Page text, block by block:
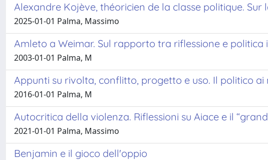
Alexandre Kojève, théoricien de la classe politique. Sur
2025-01-01 Palma, Massimo
Amleto a Weimar. Sul rapporto tra riflessione e politica
2003-01-01 Palma, M
Appunti su rivolta, conflitto, progetto e uso. Il politico
2016-01-01 Palma, M
Autocritica della violenza. Riflessioni su Aiace e il
2021-01-01 Palma, Massimo
Benjamin e il gioco dell'oppio